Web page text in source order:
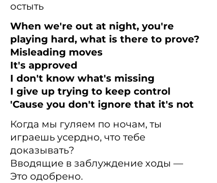
остыть
When we're out at night, you're
playing hard, what is there to prove?
Misleading moves
It's approved
I don't know what's missing
I give up trying to keep control
'Cause you don't ignore that it's not
Когда мы гуляем по ночам, ты
играешь усердно, что тебе
доказывать?
Вводящие в заблуждение ходы —
Это одобрено.